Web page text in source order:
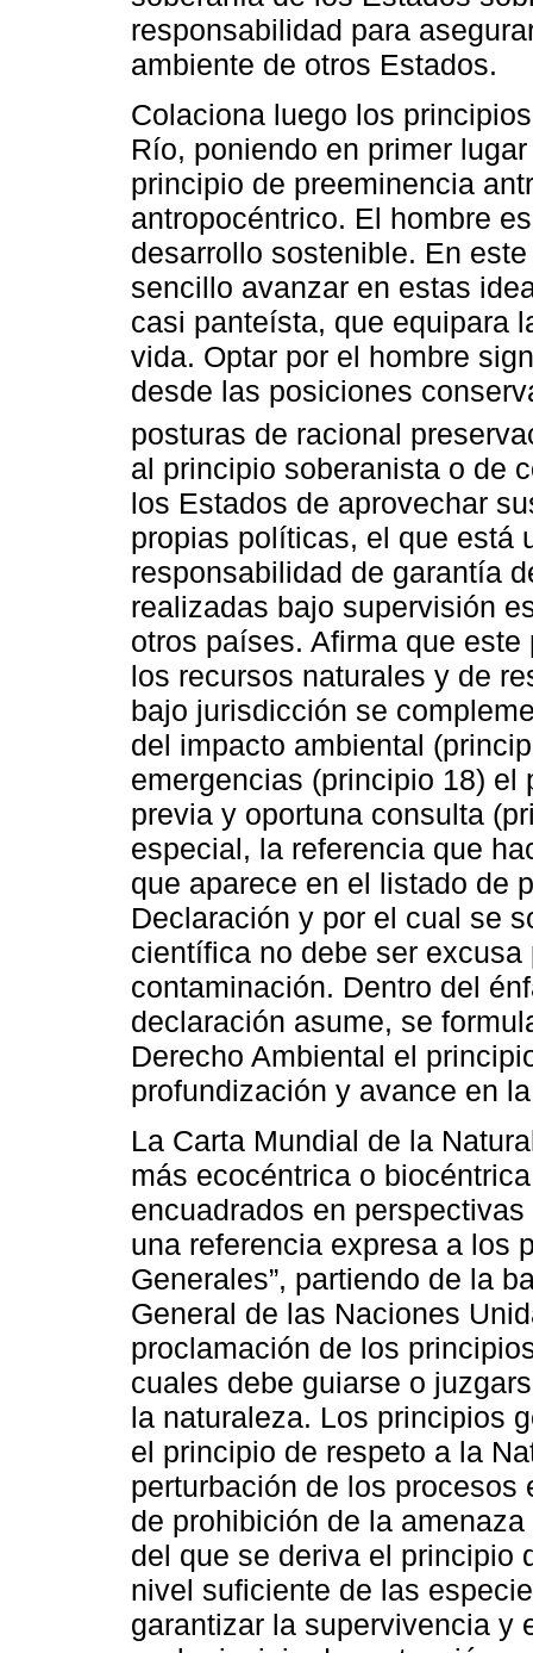
responsabilidad para
ambiente de otros Estados.
Colaciona luego los
Río, poniendo en primer
principio de preeminencia
antropocéntrico. El hombre
desarrollo sostenible. En
sencillo avanzar en estas
casi panteísta, que equipara
vida. Optar por el hombre
desde las posiciones
posturas de racional
al principio soberanista o de
los Estados de aprovechar
propias políticas, el que está
responsabilidad de garantía
realizadas bajo supervisión
otros países. Afirma que
los recursos naturales y de
bajo jurisdicción se
del impacto ambiental
emergencias (principio 18)
previa y oportuna consulta
especial, la referencia que
que aparece en el listado de
Declaración y por el cual se
científica no debe ser
contaminación. Dentro del
declaración asume, se
Derecho Ambiental el
profundización y avance en
La Carta Mundial de la
más ecocéntrica o
encuadrados en
una referencia expresa a los
Generales”, partiendo de la
General de las Naciones
proclamación de los
cuales debe guiarse o
la naturaleza. Los principios
el principio de respeto a la
perturbación de los
de prohibición de la
del que se deriva el principio
nivel suficiente de las
garantizar la supervivencia y